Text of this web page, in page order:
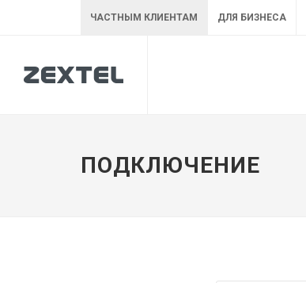
ЧАСТНЫМ КЛИЕНТАМ ДЛЯ БИЗНЕСА
ПОДКЛЮЧЕНИЕ